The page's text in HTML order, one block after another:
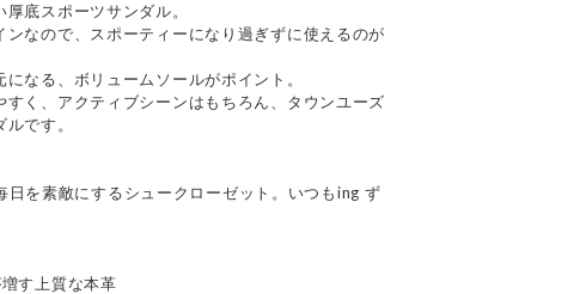
底スポーツサンダル。
なので、スポーティーになり過ぎずに使えるのが
なる、ボリュームソールがポイント。
すく、アクティブシーンはもちろん、タウンユーズ
です。
日を素敵にするシュークローゼット。いつもing ず
す上質な本革